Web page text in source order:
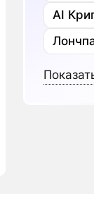
AI